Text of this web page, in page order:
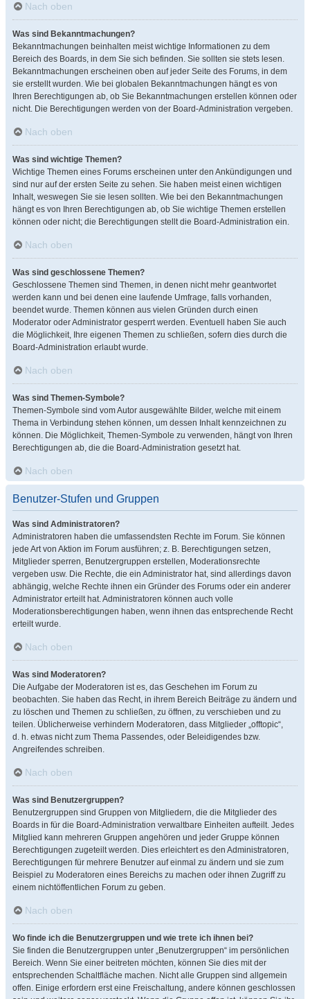
Nach oben
Was sind Bekanntmachungen?
Bekanntmachungen beinhalten meist wichtige Informationen zu dem
Bereich des Boards, in dem Sie sich befinden. Sie sollten sie stets lesen.
Bekanntmachungen erscheinen oben auf jeder Seite des Forums, in dem
sie erstellt wurden. Wie bei globalen Bekanntmachungen hängt es von
Ihren Berechtigungen ab, ob Sie Bekanntmachungen erstellen können oder
nicht. Die Berechtigungen werden von der Board-Administration vergeben.
Nach oben
Was sind wichtige Themen?
Wichtige Themen eines Forums erscheinen unter den Ankündigungen und
sind nur auf der ersten Seite zu sehen. Sie haben meist einen wichtigen
Inhalt, weswegen Sie sie lesen sollten. Wie bei den Bekanntmachungen
hängt es von Ihren Berechtigungen ab, ob Sie wichtige Themen erstellen
können oder nicht; die Berechtigungen stellt die Board-Administration ein.
Nach oben
Was sind geschlossene Themen?
Geschlossene Themen sind Themen, in denen nicht mehr geantwortet
werden kann und bei denen eine laufende Umfrage, falls vorhanden,
beendet wurde. Themen können aus vielen Gründen durch einen
Moderator oder Administrator gesperrt werden. Eventuell haben Sie auch
die Möglichkeit, Ihre eigenen Themen zu schließen, sofern dies durch die
Board-Administration erlaubt wurde.
Nach oben
Was sind Themen-Symbole?
Themen-Symbole sind vom Autor ausgewählte Bilder, welche mit einem
Thema in Verbindung stehen können, um dessen Inhalt kennzeichnen zu
können. Die Möglichkeit, Themen-Symbole zu verwenden, hängt von Ihren
Berechtigungen ab, die die Board-Administration gesetzt hat.
Nach oben
Benutzer-Stufen und Gruppen
Was sind Administratoren?
Administratoren haben die umfassendsten Rechte im Forum. Sie können
jede Art von Aktion im Forum ausführen; z. B. Berechtigungen setzen,
Mitglieder sperren, Benutzergruppen erstellen, Moderationsrechte
vergeben usw. Die Rechte, die ein Administrator hat, sind allerdings davon
abhängig, welche Rechte ihnen ein Gründer des Forums oder ein anderer
Administrator erteilt hat. Administratoren können auch volle
Moderationsberechtigungen haben, wenn ihnen das entsprechende Recht
erteilt wurde.
Nach oben
Was sind Moderatoren?
Die Aufgabe der Moderatoren ist es, das Geschehen im Forum zu
beobachten. Sie haben das Recht, in ihrem Bereich Beiträge zu ändern und
zu löschen und Themen zu schließen, zu öffnen, zu verschieben und zu
teilen. Üblicherweise verhindern Moderatoren, dass Mitglieder „offtopic“,
d. h. etwas nicht zum Thema Passendes, oder Beleidigendes bzw.
Angreifendes schreiben.
Nach oben
Was sind Benutzergruppen?
Benutzergruppen sind Gruppen von Mitgliedern, die die Mitglieder des
Boards in für die Board-Administration verwaltbare Einheiten aufteilt. Jedes
Mitglied kann mehreren Gruppen angehören und jeder Gruppe können
Berechtigungen zugeteilt werden. Dies erleichtert es den Administratoren,
Berechtigungen für mehrere Benutzer auf einmal zu ändern und sie zum
Beispiel zu Moderatoren eines Bereichs zu machen oder ihnen Zugriff zu
einem nichtöffentlichen Forum zu geben.
Nach oben
Wo finde ich die Benutzergruppen und wie trete ich ihnen bei?
Sie finden die Benutzergruppen unter „Benutzergruppen“ im persönlichen
Bereich. Wenn Sie einer beitreten möchten, können Sie dies mit der
entsprechenden Schaltfläche machen. Nicht alle Gruppen sind allgemein
offen. Einige erfordern erst eine Freischaltung, andere können geschlossen